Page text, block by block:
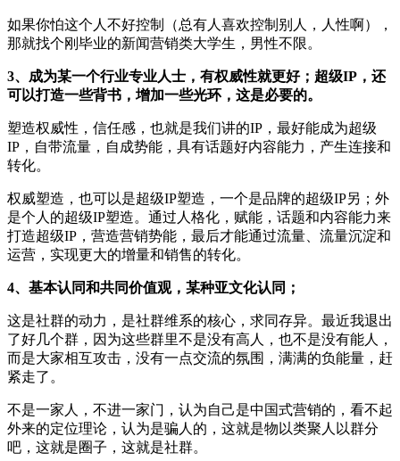
如果你怕这个人不好控制（总有人喜欢控制别人，人性啊），
那就找个刚毕业的新闻营销类大学生，男性不限。
3、成为某一个行业专业人士，有权威性就更好；超级IP，还
可以打造一些背书，增加一些光环，这是必要的。
塑造权威性，信任感，也就是我们讲的IP，最好能成为超级
IP，自带流量，自成势能，具有话题好内容能力，产生连接和
转化。
权威塑造，也可以是超级IP塑造，一个是品牌的超级IP另；外
是个人的超级IP塑造。通过人格化，赋能，话题和内容能力来
打造超级IP，营造营销势能，最后才能通过流量、流量沉淀和
运营，实现更大的增量和销售的转化。
4、基本认同和共同价值观，某种亚文化认同；
这是社群的动力，是社群维系的核心，求同存异。最近我退出
了好几个群，因为这些群里不是没有高人，也不是没有能人，
而是大家相互攻击，没有一点交流的氛围，满满的负能量，赶
紧走了。
不是一家人，不进一家门，认为自己是中国式营销的，看不起
外来的定位理论，认为是骗人的，这就是物以类聚人以群分
吧，这就是圈子，这就是社群。